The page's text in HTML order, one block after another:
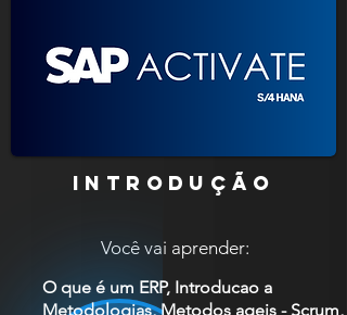
INTRODUÇÃO
Você vai aprender:
O que é um ERP, Introducao a
Metodologias, Metodos ageis - Scrum,